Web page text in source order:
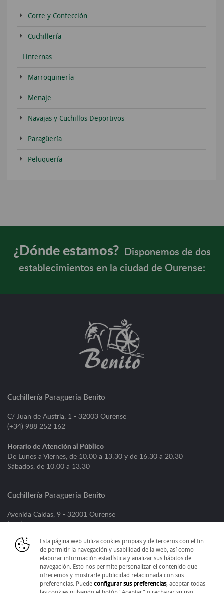
Corte y Confección
Cuchillería
Linternas
Marroquinería
Menaje
Navajas y Cuchillos Deportivos
Paragüería
Peluquería
¿Dónde estamos?
Disponemos de dos
establecimientos en la ciudad de Ourense:
Cuchillería Paragüería Benito
C/ Juan de Austria, 1 - 32003 Ourense
(+34) 988 252 162
Horario de Atención al Público
De Lunes a Viernes, de 10:00 a 13:30 y de 16:30 a 20:30
Sábados, de 10:00 a 13:30
Cuchillería Paragüería Benito
Avenida Caldas, 9 - 32001 Ourense
(+34) 988 373 776
Horario de Atención al Público
De Lunes a Viernes, de 09:00 a 13:30 y de 16:30 a 20:30
Sábados, de 09:30 a 13:30
Esta página web utiliza cookies propias y de terceros con el fin
de permitir la navegación y usabilidad de la web, así como
elaborar información estadística y analizar sus hábitos de
navegación. Esto nos permite personalizar el contenido que
ofrecemos y mostrarle publicidad relacionada con sus
preferencias. Puede configurar sus preferencias, aceptar todas